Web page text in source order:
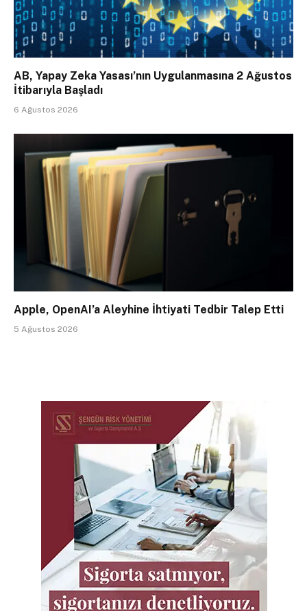
AB, Yapay Zeka Yasası’nın Uygulanmasına 2 Ağustos
İtibarıyla Başladı
6 Ağustos 2026
Apple, OpenAI’a Aleyhine İhtiyati Tedbir Talep Etti
5 Ağustos 2026